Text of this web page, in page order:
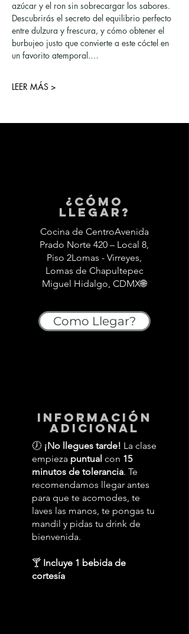
azúcar y el ron sin sobrecargar los sabores.
Descubrirás el secreto del equilibrio perfecto
entre dulzura y frescura, y cómo obtener el
burbujeo justo que convierte a este cóctel en
un favorito atemporal.…
LEER MÁS >
¿Cómo
llegar?
Cocina de CentroAvenida
Prado Norte 420 – Local 8,
Piso 2Lomas - Virreyes,
Lomas de Chapultepec
Miguel Hidalgo, CDMX🌐
Como Llegar?
información
adicional
🕖 ¡No llegues tarde! La clase
empieza puntual con 15
minutos de tolerancia. Te
recomendamos llegar antes
para que te acomodes, te
laves las manos, te pongas tu
mandil y pidas tu drink de
bienvenida.
🍸 Incluye 1 bebida de
cortesía